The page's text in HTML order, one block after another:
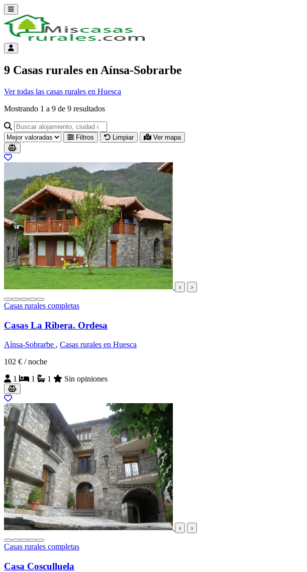
Abrir menú
Menú de cuenta
9 Casas rurales en Aínsa-Sobrarbe
Ver todas las casas rurales en Huesca
Mostrando 1 a 9 de 9 resultados
Buscar alojamiento, ciudad o provincia para ir a su página
Filtros Limpiar Ver mapa
Resultados del listado
‹ ›
Casas rurales completas
Casas La Ribera. Ordesa
Aínsa-Sobrarbe , Casas rurales en Huesca
102 € / noche
1
1 1 Sin opiniones
‹ ›
Casas rurales completas
Casa Cosculluela